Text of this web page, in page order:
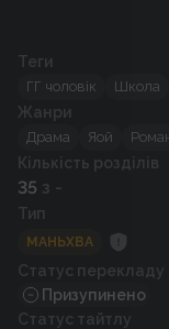
Теги
ГГ чоловік Школа
Жанри
Драма Яой
Кількість розділів
35 з -
Тип
МАНЬХВА
Статус перекладу
Призупинено
Статус тайтлу